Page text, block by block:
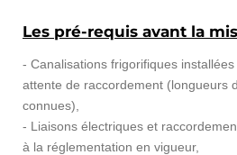
Les pré-requis avant la
- Canalisations frigorifiques
attente de raccordement (longueurs
connues),
- Liaisons électriques et
à la réglementation en vigueur,